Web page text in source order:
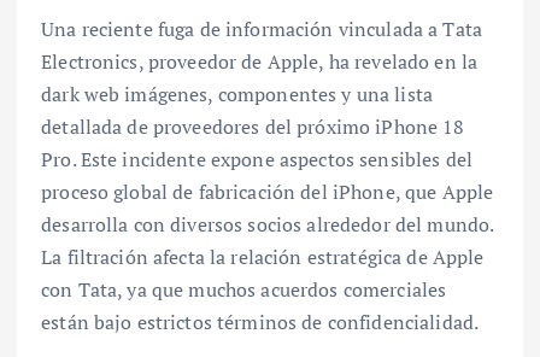
Una reciente fuga de información vinculada a Tata
Electronics, proveedor de Apple, ha revelado en la
dark web imágenes, componentes y una lista
detallada de proveedores del próximo iPhone 18
Pro. Este incidente expone aspectos sensibles del
proceso global de fabricación del iPhone, que Apple
desarrolla con diversos socios alrededor del mundo.
La filtración afecta la relación estratégica de Apple
con Tata, ya que muchos acuerdos comerciales
están bajo estrictos términos de confidencialidad.